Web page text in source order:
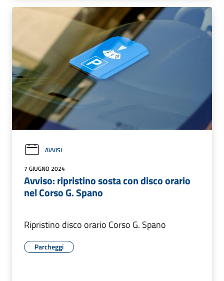
AVVISI
7 GIUGNO 2024
Avviso: ripristino sosta con disco orario
nel Corso G. Spano
Ripristino disco orario Corso G. Spano
Parcheggi